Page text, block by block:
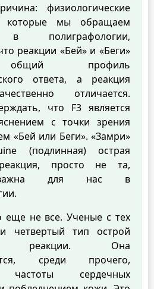
физиологические
которые мы обращаем
полиграфологии,
реакции «Бей» и «Беги»
профиль
ответа, а реакция
отличается.
что F3 является
с точки зрения
«Бей или Беги». «Замри»
(подлинная) острая
просто не та,
важна для нас в
еще не все. Ученые с тех
четвертый тип острой
реакции. Она
среди прочего,
частоты сердечных